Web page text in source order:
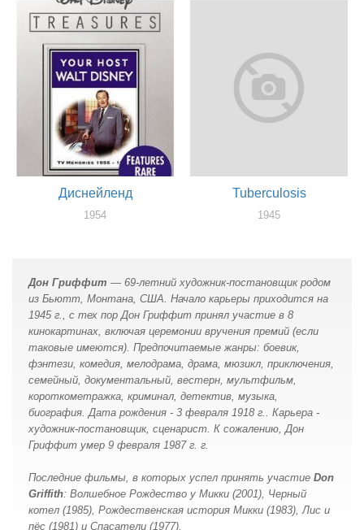
Диснейленд
1954
Tuberculosis
1945
Дон Гриффит — 69-летний художник-постановщик родом
из Бьютт, Монтана, США. Начало карьеры приходится на
1945 г., с тех пор Дон Гриффит принял участие в 8
кинокартинах, включая церемонии вручения премий (если
таковые имеются). Предпочитаемые жанры: боевик,
фэнтези, комедия, мелодрама, драма, мюзикл, приключения,
семейный, документальный, вестерн, мультфильм,
короткометражка, криминал, детектив, музыка,
биография. Дата рождения - 3 февраля 1918 г.. Карьера -
художник-постановщик, сценарист. К сожалению, Дон
Гриффит умер 9 февраля 1987 г. г.
Последние фильмы, в которых успел принять участие Don
Griffith: Волшебное Рождество у Микки (2001), Черный
котел (1985), Рождественская история Микки (1983), Лис и
пёс (1981) и Спасатели (1977).